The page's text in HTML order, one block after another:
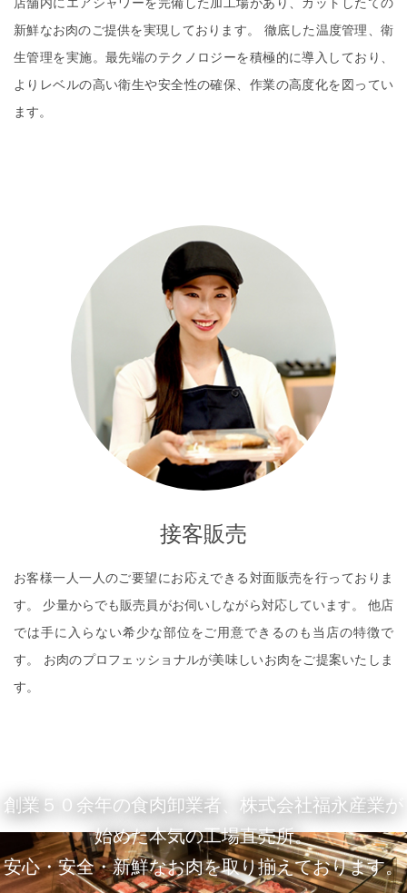
創業５０余年の食肉卸業者、株式会社福永産業が
始めた本気の工場直売所。
安心・安全・新鮮なお肉を取り揃えております。
新鮮なお肉のご提供を実現しております。 徹底した温度管理、衛
生管理を実施。最先端のテクノロジーを積極的に導入しており、
よりレベルの高い衛生や安全性の確保、作業の高度化を図ってい
ます。
接客販売
お客様一人一人のご要望にお応えできる対面販売を行っておりま
す。 少量からでも販売員がお伺いしながら対応しています。 他店
では手に入らない希少な部位をご用意できるのも当店の特徴で
す。 お肉のプロフェッショナルが美味しいお肉をご提案いたしま
す。